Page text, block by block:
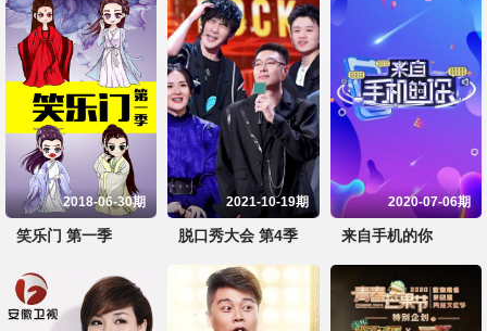
2018-06-30期
笑乐门 第一季
2021-10-19期
脱口秀大会 第4季
2020-07-06期
来自手机的你